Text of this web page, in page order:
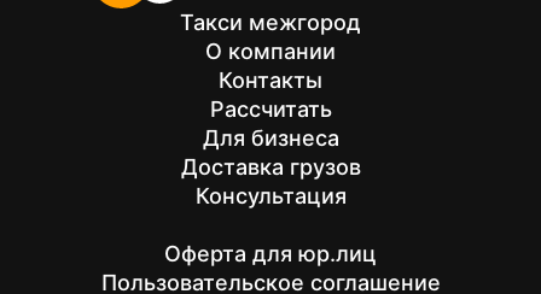
Такси межгород
О компании
Контакты
Рассчитать
Для бизнеса
Доставка грузов
Консультация
Оферта для юр.лиц
Пользовательское соглашение